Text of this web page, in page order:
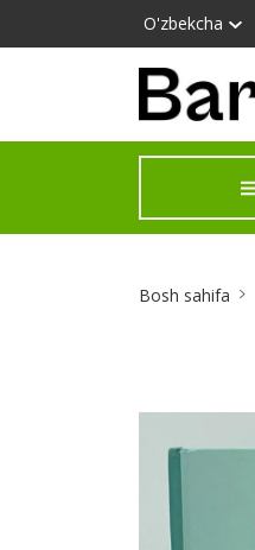
O'zbekcha
Bosh sahifa